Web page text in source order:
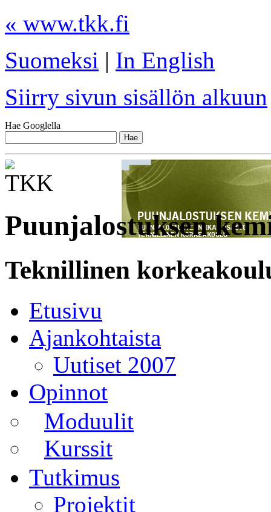
« www.tkk.fi
Suomeksi | In English
Siirry sivun sisällön alkuun
Hae Googlella
Puunjalostuksen
Teknillinen
Etusivu
Ajankohtaista
Uutiset 2007
Opinnot
Moduulit
Kurssit
Tutkimus
Projektit